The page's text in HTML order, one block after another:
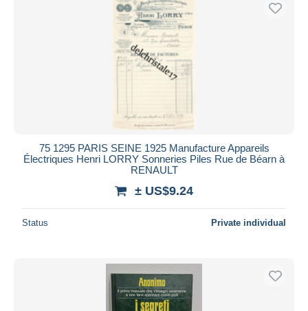
MasterCard
Bancontact
iDeal
Seller's residence
75 1295 PARIS SEINE 1925 Manufacture Appareils
Électriques Henri LORRY Sonneries Piles Rue de Béarn à
RENAULT
± US$9.24
Status Private individual